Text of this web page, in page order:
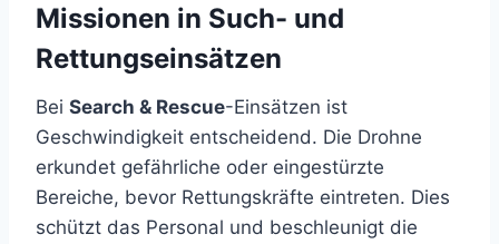
Missionen in Such- und
Rettungseinsätzen
Bei Search & Rescue-Einsätzen ist
Geschwindigkeit entscheidend. Die Drohne
erkundet gefährliche oder eingestürzte
Bereiche, bevor Rettungskräfte eintreten. Dies
schützt das Personal und beschleunigt die